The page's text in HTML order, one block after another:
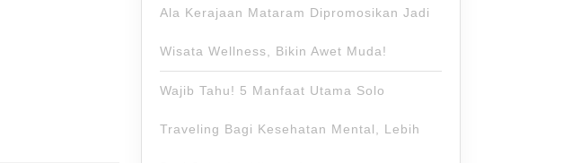
Ala Kerajaan Mataram Dipromosikan Jadi
Wisata Wellness, Bikin Awet Muda!
Wajib Tahu! 5 Manfaat Utama Solo
Traveling Bagi Kesehatan Mental, Lebih